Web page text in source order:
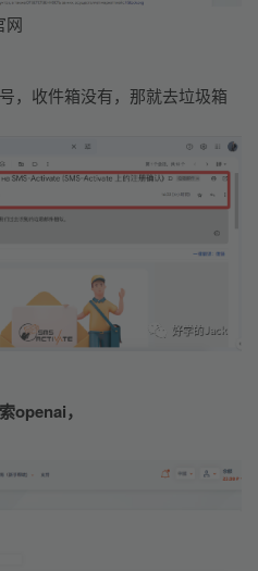
网
，收件箱没有，那就去垃圾箱
openai，